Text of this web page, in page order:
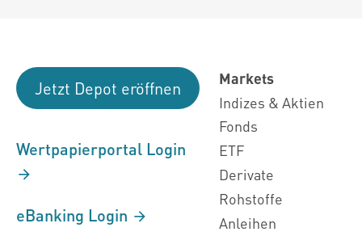
Jetzt Depot eröffnen
Wertpapierportal Login
eBanking Login
Markets
Indizes & Aktien
Fonds
ETF
Derivate
Rohstoffe
Anleihen